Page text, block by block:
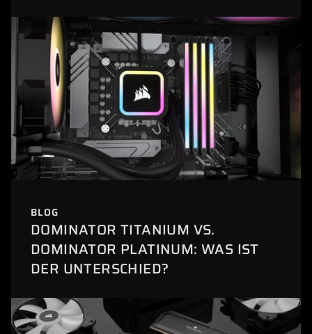
BLOG
DOMINATOR TITANIUM VS.
DOMINATOR PLATINUM: WAS IST
DER UNTERSCHIED?